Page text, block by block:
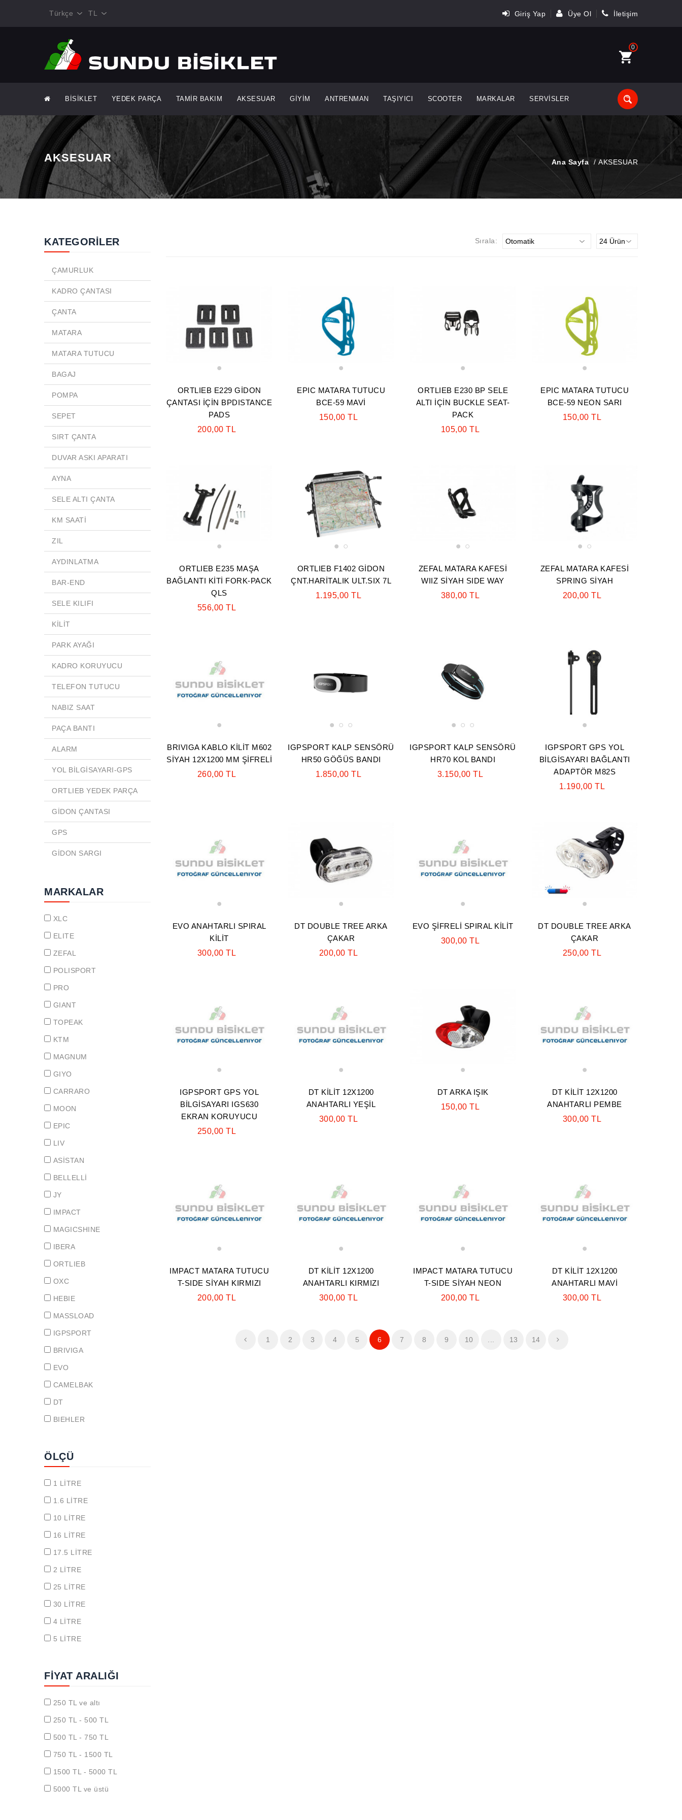
Türkçe TL Giriş Yap Üye Ol İletişim
0
BİSİKLET YEDEK PARÇA TAMİR BAKIM AKSESUAR GİYİM ANTRENMAN TAŞIYICI SCOOTER MARKALAR SERVISLER
Aramayı Başlat
AKSESUAR Ana Sayfa / AKSESUAR
KATEGORİLER
ÇAMURLUK
KADRO ÇANTASI
ÇANTA
MATARA
MATARA TUTUCU
BAGAJ
POMPA
SEPET
SIRT ÇANTA
DUVAR ASKI APARATI
AYNA
SELE ALTI ÇANTA
KM SAATİ
ZIL
AYDINLATMA
BAR-END
SELE KILIFI
KİLİT
PARK AYAĞI
KADRO KORUYUCU
TELEFON TUTUCU
NABIZ SAAT
PAÇA BANTI
ALARM
YOL BİLGİSAYARI-GPS
ORTLIEB YEDEK PARÇA
GİDON ÇANTASI
GPS
GİDON SARGI
MARKALAR
XLC
ELITE
ZEFAL
POLISPORT
PRO
GIANT
TOPEAK
KTM
MAGNUM
GIYO
CARRARO
MOON
EPIC
LIV
ASİSTAN
BELLELLİ
JY
IMPACT
MAGICSHINE
IBERA
ORTLIEB
OXC
HEBIE
MASSLOAD
IGPSPORT
BRIVIGA
EVO
CAMELBAK
DT
BIEHLER
ÖLÇÜ
1 LİTRE
1.6 LİTRE
10 LİTRE
16 LİTRE
17.5 LİTRE
2 LİTRE
25 LİTRE
30 LİTRE
4 LİTRE
5 LİTRE
FIYAT ARALIĞI
250 TL ve altı
250 TL - 500 TL
500 TL - 750 TL
750 TL - 1500 TL
1500 TL - 5000 TL
5000 TL ve üstü
Sırala:
ORTLIEB E229 GİDON
ÇANTASI İÇİN BPDISTANCE
PADS
200,00 TL
EPIC MATARA TUTUCU
BCE-59 MAVİ
150,00 TL
ORTLIEB E230 BP SELE
ALTI İÇİN BUCKLE SEAT-
PACK
105,00 TL
EPIC MATARA TUTUCU
BCE-59 NEON SARI
150,00 TL
ORTLIEB E235 MAŞA
BAĞLANTI KİTİ FORK-PACK
QLS
556,00 TL
ORTLIEB F1402 GİDON
ÇNT.HARİTALIK ULT.SIX 7L
1.195,00 TL
ZEFAL MATARA KAFESİ
WIIZ SİYAH SIDE WAY
380,00 TL
ZEFAL MATARA KAFESİ
SPRING SİYAH
200,00 TL
BRIVIGA KABLO KİLİT M602
SİYAH 12X1200 MM ŞİFRELİ
260,00 TL
IGPSPORT KALP SENSÖRÜ
HR50 GÖĞÜS BANDI
1.850,00 TL
IGPSPORT KALP SENSÖRÜ
HR70 KOL BANDI
3.150,00 TL
IGPSPORT GPS YOL
BİLGİSAYARI BAĞLANTI
ADAPTÖR M82S
1.190,00 TL
EVO ANAHTARLI SPIRAL
KİLİT
300,00 TL
DT DOUBLE TREE ARKA
ÇAKAR
200,00 TL
EVO ŞİFRELİ SPIRAL KİLİT
300,00 TL
DT DOUBLE TREE ARKA
ÇAKAR
250,00 TL
IGPSPORT GPS YOL
BİLGİSAYARI IGS630
EKRAN KORUYUCU
250,00 TL
DT KİLİT 12X1200
ANAHTARLI YEŞİL
300,00 TL
DT ARKA IŞIK
150,00 TL
DT KİLİT 12X1200
ANAHTARLI PEMBE
300,00 TL
IMPACT MATARA TUTUCU
T-SIDE SİYAH KIRMIZI
200,00 TL
DT KİLİT 12X1200
ANAHTARLI KIRMIZI
300,00 TL
IMPACT MATARA TUTUCU
T-SIDE SİYAH NEON
200,00 TL
DT KİLİT 12X1200
ANAHTARLI MAVİ
300,00 TL
1 2 3 4 5 6 7 8 9 10 13 14